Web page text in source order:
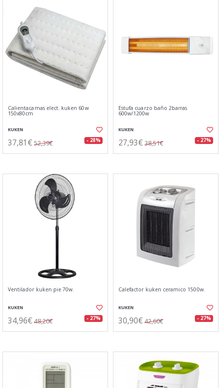
Calientacamas elect. kuken 60w
150x80cm
KUKEN
37,81€ 52,39€ - 28%
Estufa cuarzo baño 2barras
600w/1200w
KUKEN
27,93€ 38,51€ - 27%
Ventilador kuken pie 70w.
KUKEN
34,96€ 48,20€ - 27%
Calefactor kuken ceramico 1500w.
KUKEN
30,90€ 42,60€ - 27%